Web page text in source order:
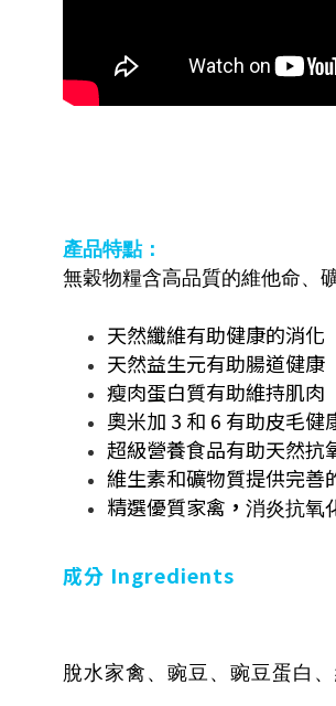
產品特點：
無穀物糧含高品質的維他命、
天然纖維有助健康的消化
天然益生元有助腸道健康
瘦肉蛋白質有助維持肌肉
奧米加 3 和 6 有助皮毛健
超級營養食品有助天然抗
維生素和礦物質提供完善
精選優質家禽 ， 消炎抗氧
成分 Ingredients
脫水家禽、豌豆、豌豆蛋白